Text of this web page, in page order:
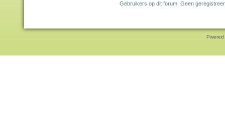
Gebruikers op dit forum: Geen